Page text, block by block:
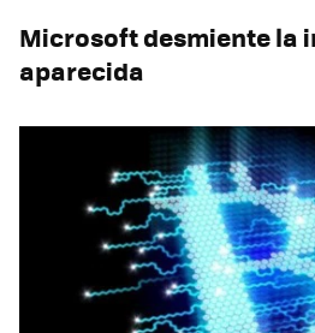
Microsoft desmiente la
aparecida